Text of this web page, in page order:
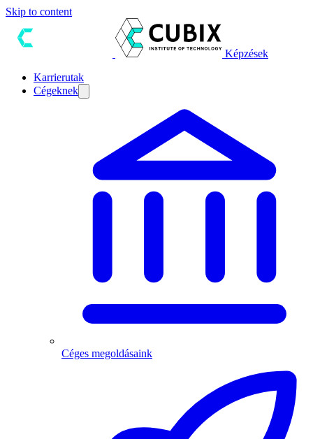
Skip to content
Képzések
Karrierutak
Cégeknek
Céges megoldásaink